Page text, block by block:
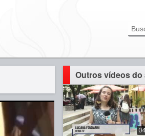
Outros vídeos do